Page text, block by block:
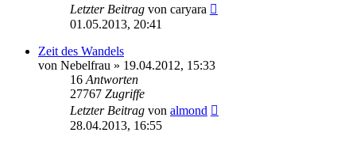
Letzter Beitrag von caryara
01.05.2013, 20:41
Zeit des Wandels
von Nebelfrau » 19.04.2012, 15:33
16 Antworten
27767 Zugriffe
Letzter Beitrag von almond
28.04.2013, 16:55